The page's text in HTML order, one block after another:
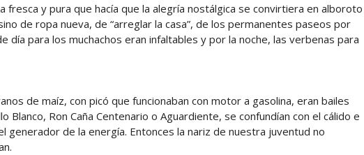
fresca y pura que hacía que la alegría nostálgica se convirtiera en alboroto
de ropa nueva, de “arreglar la casa”, de los permanentes paseos por
día para los muchachos eran infaltables y por la noche, las verbenas para
de maíz, con picó que funcionaban con motor a gasolina, eran bailes
Blanco, Ron Caña Centenario o Aguardiente, se confundían con el cálido e
generador de la energía. Entonces la nariz de nuestra juventud no